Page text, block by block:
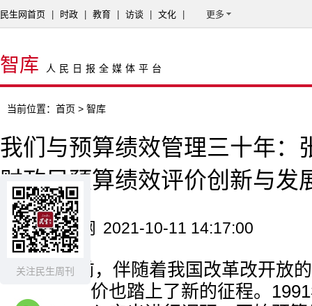
关注民生周刊
民生网首页 时政 教育 访谈 文化 更多
智库 人民日报全媒体平台
当前位置： 首页 > 智库
我们与预算绩效管理三十年：
财政局预算绩效评价创新与发
来源：民生网 2021-10-11 14:17:00
三十年前，伴随着我国改革改开放
预算绩效评价也踏上了新的征程。